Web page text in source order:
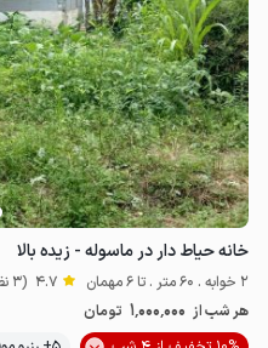
خانه حیاط دار در ماسوله - زیده بالا
2 خوابه . 60 متر . تا 6 مهمان 4.7 (3 نظر)
هر شب از 1٬000٬000 تومان